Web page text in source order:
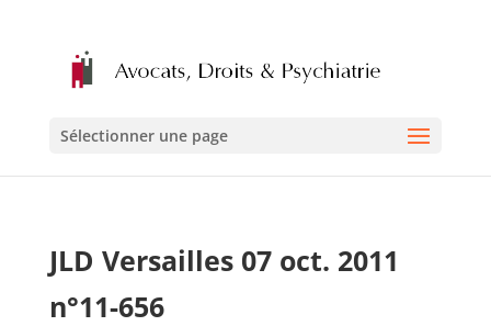
Sélectionner une page
JLD Versailles 07 oct. 2011
n°11-656